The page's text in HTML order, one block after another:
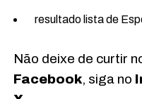
resultado lista de
Não deixe de curtir
Facebook, siga no